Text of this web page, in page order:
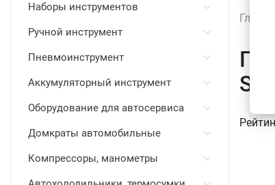
Наборы инструментов
Ручной инструмент
Пневмоинструмент
Аккумуляторный инструмент
Оборудование для автосервиса
Домкраты автомобильные
Компрессоры, манометры
Главная